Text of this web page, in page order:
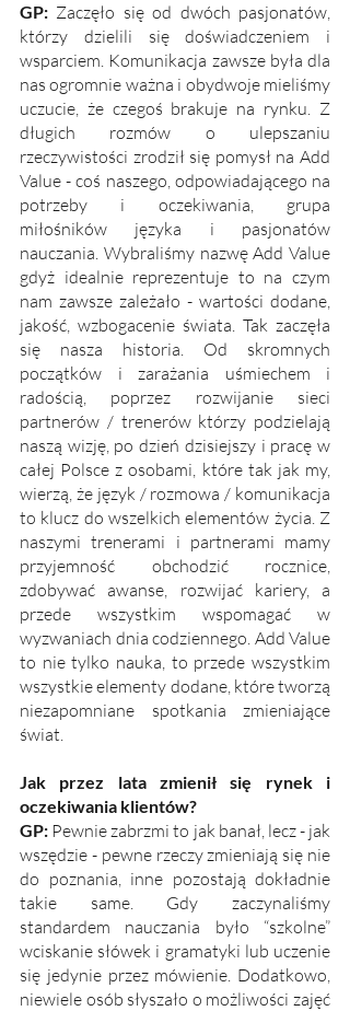
GP: Zaczęło się od dwóch pasjonatów,
którzy dzielili się doświadczeniem i
wsparciem. Komunikacja zawsze była dla
nas ogromnie ważna i obydwoje mieliśmy
uczucie, że czegoś brakuje na rynku. Z
długich rozmów o ulepszaniu
rzeczywistości zrodził się pomysł na Add
Value - coś naszego, odpowiadającego na
potrzeby i oczekiwania, grupa
miłośników języka i pasjonatów
nauczania. Wybraliśmy nazwę Add Value
gdyż idealnie reprezentuje to na czym
nam zawsze zależało - wartości dodane,
jakość, wzbogacenie świata. Tak zaczęła
się nasza historia. Od skromnych
początków i zarażania uśmiechem i
radością, poprzez rozwijanie sieci
partnerów / trenerów którzy podzielają
naszą wizję, po dzień dzisiejszy i pracę w
całej Polsce z osobami, które tak jak my,
wierzą, że język / rozmowa / komunikacja
to klucz do wszelkich elementów życia. Z
naszymi trenerami i partnerami mamy
przyjemność obchodzić rocznice,
zdobywać awanse, rozwijać kariery, a
przede wszystkim wspomagać w
wyzwaniach dnia codziennego. Add Value
to nie tylko nauka, to przede wszystkim
wszystkie elementy dodane, które tworzą
niezapomniane spotkania zmieniające
świat.
Jak przez lata zmienił się rynek i
oczekiwania klientów?
GP: Pewnie zabrzmi to jak banał, lecz - jak
wszędzie - pewne rzeczy zmieniają się nie
do poznania, inne pozostają dokładnie
takie same. Gdy zaczynaliśmy
standardem nauczania było “szkolne”
wciskanie słówek i gramatyki lub uczenie
się jedynie przez mówienie. Dodatkowo,
niewiele osób słyszało o możliwości zajęć